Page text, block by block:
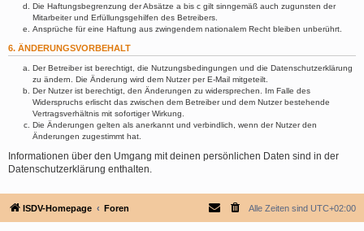
Die Haftungsbegrenzung der Absätze a bis c gilt sinngemäß auch zugunsten der
Mitarbeiter und Erfüllungsgehilfen des Betreibers.
Ansprüche für eine Haftung aus zwingendem nationalem Recht bleiben unberührt.
6. ÄNDERUNGSVORBEHALT
Der Betreiber ist berechtigt, die Nutzungsbedingungen und die Datenschutzerklärung
zu ändern. Die Änderung wird dem Nutzer per E-Mail mitgeteilt.
Der Nutzer ist berechtigt, den Änderungen zu widersprechen. Im Falle des
Widerspruchs erlischt das zwischen dem Betreiber und dem Nutzer bestehende
Vertragsverhältnis mit sofortiger Wirkung.
Die Änderungen gelten als anerkannt und verbindlich, wenn der Nutzer den
Änderungen zugestimmt hat.
Informationen über den Umgang mit deinen persönlichen Daten sind in der
Datenschutzerklärung enthalten.
ISDV-Homepage Foren Alle Zeiten sind UTC+02:00